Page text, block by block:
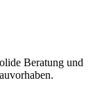
Beratung und